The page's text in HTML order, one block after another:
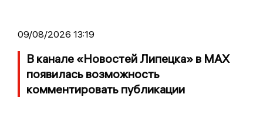
09/08/2026 13:19
В канале «Новостей Липецка» в MAX
появилась возможность
комментировать публикации